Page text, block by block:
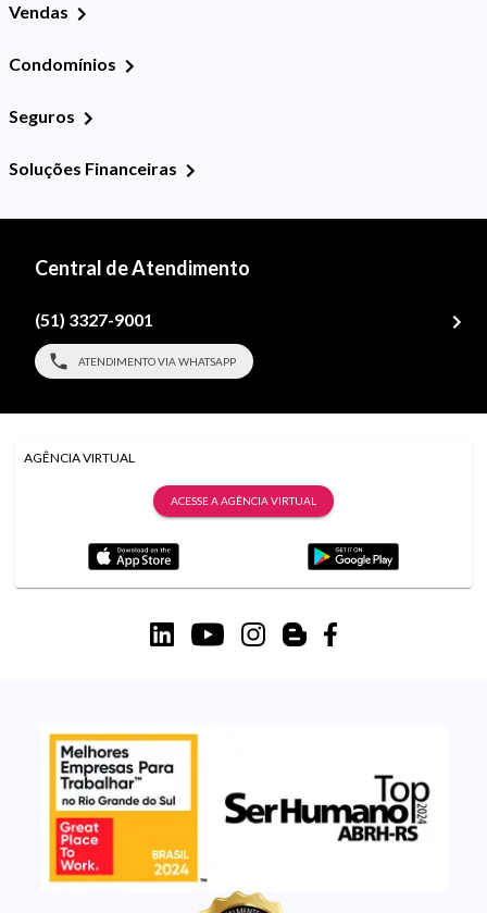
Vendas
Condomínios
Seguros
Soluções Financeiras
Central de Atendimento
(51) 3327-9001
ATENDIMENTO VIA WHATSAPP
AGÊNCIA VIRTUAL
ACESSE A AGÊNCIA VIRTUAL